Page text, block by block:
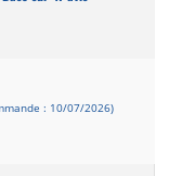
: 10/07/2026)